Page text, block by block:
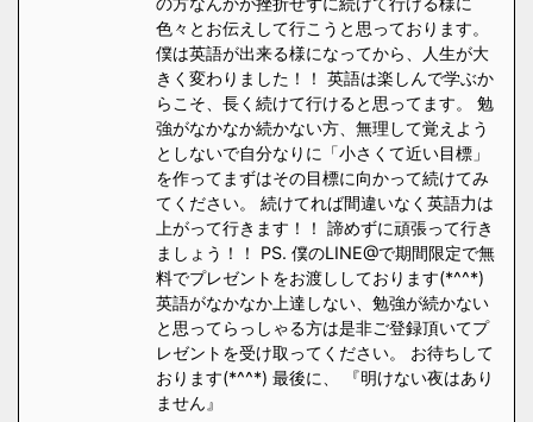
色々とお伝えして行こうと思っております。
僕は英語が出来る様になってから、人生が大
きく変わりました！！ 英語は楽しんで学ぶか
らこそ、長く続けて行けると思ってます。 勉
強がなかなか続かない方、無理して覚えよう
としないで自分なりに「小さくて近い目標」
を作ってまずはその目標に向かって続けてみ
てください。 続けてれば間違いなく英語力は
上がって行きます！！ 諦めずに頑張って行き
ましょう！！ PS. 僕のLINE@で期間限定で無
料でプレゼントをお渡ししております(*^^*)
英語がなかなか上達しない、勉強が続かない
と思ってらっしゃる方は是非ご登録頂いてプ
レゼントを受け取ってください。 お待ちして
おります(*^^*) 最後に、 『明けない夜はあり
ません』